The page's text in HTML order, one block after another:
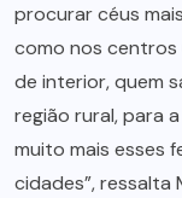
procurar céus
como nos centros
de interior, quem
região rural, para
muito mais esses
cidades”, ressalta